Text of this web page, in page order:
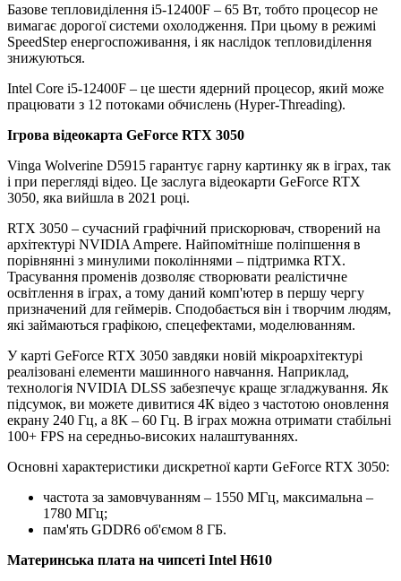
Базове тепловиділення i5-12400F – 65 Вт, тобто процесор не
вимагає дорогої системи охолодження. При цьому в режимі
SpeedStep енергоспоживання, і як наслідок тепловиділення
знижуються.
Intel Core i5-12400F – це шести ядерний процесор, який може
працювати з 12 потоками обчислень (Hyper-Threading).
Ігрова відеокарта GeForce RTX 3050
Vinga Wolverine D5915 гарантує гарну картинку як в іграх, так
і при перегляді відео. Це заслуга відеокарти GeForce RTX
3050, яка вийшла в 2021 році.
RTX 3050 – сучасний графічний прискорювач, створений на
архітектурі NVIDIA Ampere. Найпомітніше поліпшення в
порівнянні з минулими поколіннями – підтримка RTX.
Трасування променів дозволяє створювати реалістичне
освітлення в іграх, а тому даний комп'ютер в першу чергу
призначений для геймерів. Сподобається він і творчим людям,
які займаються графікою, спецефектами, моделюванням.
У карті GeForce RTX 3050 завдяки новій мікроархітектурі
реалізовані елементи машинного навчання. Наприклад,
технологія NVIDIA DLSS забезпечує краще згладжування. Як
підсумок, ви можете дивитися 4К відео з частотою оновлення
екрану 240 Гц, а 8К – 60 Гц. В іграх можна отримати стабільні
100+ FPS на середньо-високих налаштуваннях.
Основні характеристики дискретної карти GeForce RTX 3050:
частота за замовчуванням – 1550 МГц, максимальна –
1780 МГц;
пам'ять GDDR6 об'ємом 8 ГБ.
Материнська плата на чипсеті Intel H610